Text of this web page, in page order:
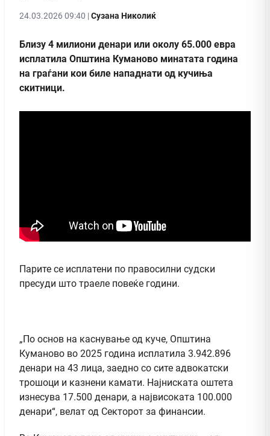
24.03.2026 09:40 |Сузана Николиќ
Близу 4 милиони денари или околу 65.000 евра
исплатила Општина Куманово минатата година
на граѓани кои биле нападнати од кучиња
скитници.
Парите се исплатени по правосилни судски
пресуди што траеле повеќе години.
„По основ на каснување од куче, Општина
Куманово во 2025 година исплатила 3.942.896
денари на 43 лица, заедно со сите адвокатски
трошоци и казнени камати. Најниската оштета
изнесува 17.500 денари, а највисоката 100.000
денари“, велат од Секторот за финансии.